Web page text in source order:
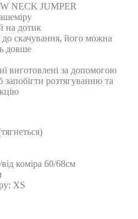
NECK JUMPER
на дотик
до скачування, його можна
довше
виготовлені за допомогою
запобігти розтягуванню та
коміра 60/68см
XS